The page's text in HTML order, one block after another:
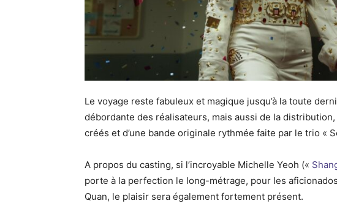
Le voyage reste fabuleux et magique jusqu’à la toute
débordante des réalisateurs, mais aussi de la
créés et d’une bande originale rythmée faite par le trio «
A propos du casting, si l’incroyable Michelle Yeoh («
porte à la perfection le long-métrage, pour les
Quan, le plaisir sera également fortement présent.